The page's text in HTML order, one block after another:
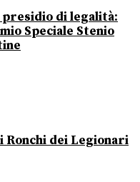
di legalità:
Speciale Stenio
Ronchi dei Legionari